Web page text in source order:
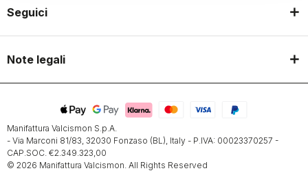
Seguici
Note legali
Manifattura Valcismon S.p.A.
- Via Marconi 81/83, 32030 Fonzaso (BL), Italy - P.IVA: 00023370257 -
CAP.SOC. €2.349.323,00
© 2026 Manifattura Valcismon. All Rights Reserved